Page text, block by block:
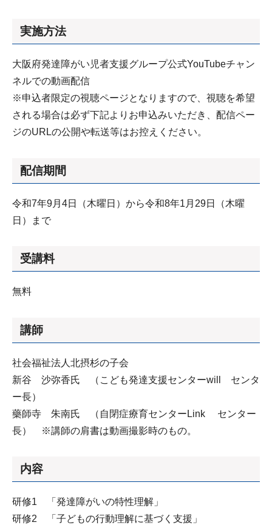
実施方法
大阪府発達障がい児者支援グループ公式YouTubeチャン
ネルでの動画配信
※申込者限定の視聴ページとなりますので、視聴を希望
される場合は必ず下記よりお申込みいただき、配信ペー
ジのURLの公開や転送等はお控えください。
配信期間
令和7年9月4日（木曜日）から令和8年1月29日（木曜
日）まで
受講料
無料
講師
社会福祉法人北摂杉の子会
新谷 沙弥香氏 （こども発達支援センターwill センタ
ー長）
藥師寺 朱南氏 （自閉症療育センターLink センター
長） ※講師の肩書は動画撮影時のもの。
内容
研修1 「発達障がいの特性理解」
研修2 「子どもの行動理解に基づく支援」